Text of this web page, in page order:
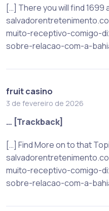
[…] There you will find
muito-receptivo-comigo-
sobre-relacao-com-a-
fruit casino
3 de fevereiro de 2026
… [Trackback]
[…] Find More on to that
muito-receptivo-comigo-
sobre-relacao-com-a-